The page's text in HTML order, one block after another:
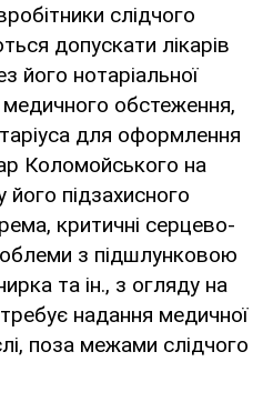
слідчого
допускати лікарів
його нотаріальної
обстеження,
для оформлення
Коломойського на
підзахисного
критичні серцево-
з підшлунковою
та ін., з огляду на
надання медичної
поза межами слідчого